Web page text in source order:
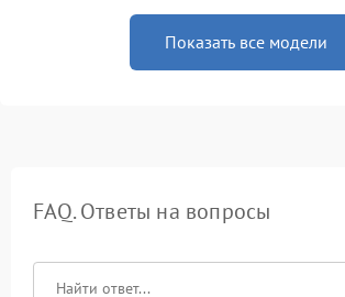
Показать все модели
FAQ. Ответы на вопросы